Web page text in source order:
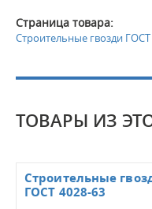
Страница товара:
Строительные гвозди ГОСТ
ТОВАРЫ ИЗ
Строительные
ГОСТ 4028-63